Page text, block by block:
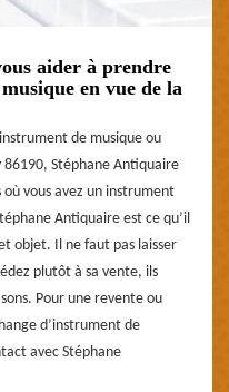
aider à prendre
en vue de la
de musique ou
Stéphane Antiquaire
où vous avez un instrument
Antiquaire est ce qu’il
objet. Il ne faut pas laisser
plutôt à sa vente, ils
Pour une revente ou
d’instrument de
avec Stéphane